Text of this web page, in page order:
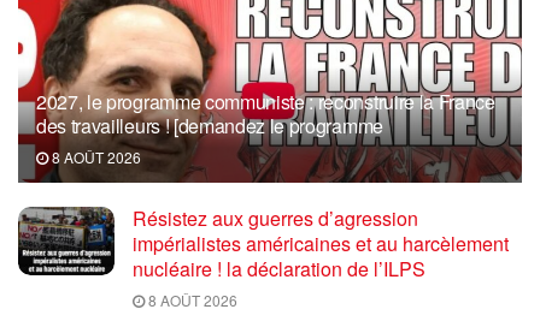
2027, le programme communiste : reconstruire la France
des travailleurs ! [demandez le programme
8 AOÛT 2026
Résistez aux guerres d’agression
impérialistes américaines et au harcèlement
nucléaire ! la déclaration de l’ILPS
8 AOÛT 2026